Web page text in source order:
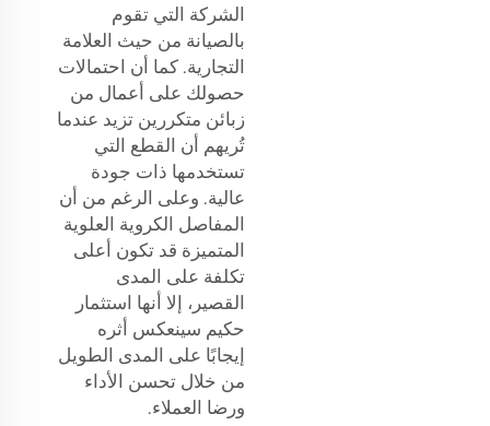
الشركة التي تقوم
بالصيانة من حيث العلامة
التجارية. كما أن احتمالات
حصولك على أعمال من
زبائن متكررين تزيد عندما
تُريهم أن القطع التي
تستخدمها ذات جودة
عالية. وعلى الرغم من أن
المفاصل الكروية العلوية
المتميزة قد تكون أعلى
تكلفة على المدى
القصير، إلا أنها استثمار
حكيم سينعكس أثره
إيجابًا على المدى الطويل
من خلال تحسن الأداء
ورضا العملاء.